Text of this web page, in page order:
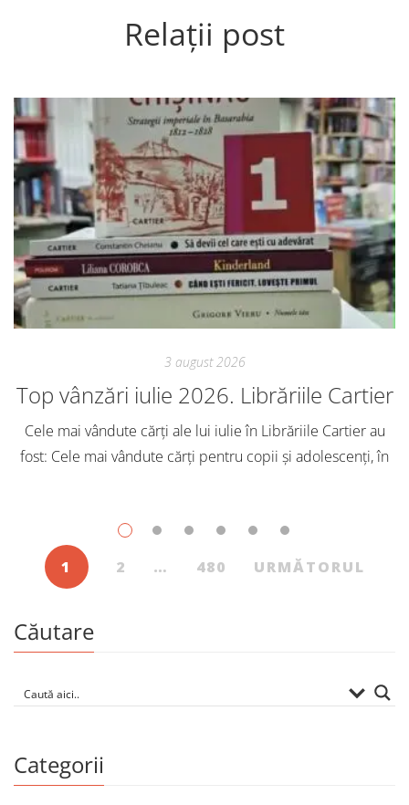
Relații post
3 august 2026
Top vânzări iulie 2026. Librăriile Cartier
Cele mai vândute cărți ale lui iulie în Librăriile Cartier au
fost: Cele mai vândute cărți pentru copii și adolescenți, în
1 2 … 480 URMĂTORUL
Căutare
Categorii